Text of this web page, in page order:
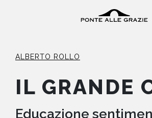
HOME
ALBERTO ROLLO
IL GRANDE
Educazione